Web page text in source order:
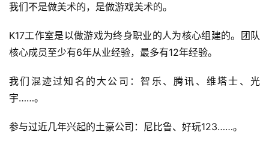
页
茶
原
我们不是做美术的，是做游戏美术的。
K17工作室是以做游戏为终身职业的人为核心组建的。团队
核心成员至少有6年从业经验，最多有12年经验。
我们混迹过知名的大公司：智乐、腾讯、维塔士、光
宇……。
参与过近几年兴起的土豪公司：尼比鲁、好玩123……。